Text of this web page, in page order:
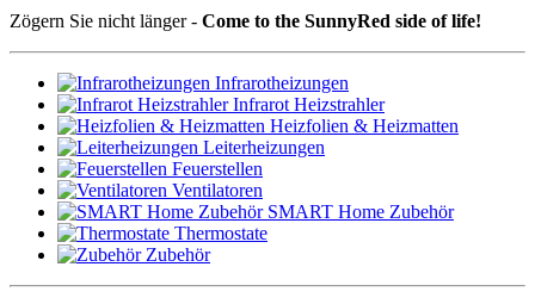
Zögern Sie nicht länger - Come to the SunnyRed side of life!
Infrarotheizungen
Infrarot Heizstrahler
Heizfolien & Heizmatten
Leiterheizungen
Feuerstellen
Ventilatoren
SMART Home Zubehör
Thermostate
Zubehör